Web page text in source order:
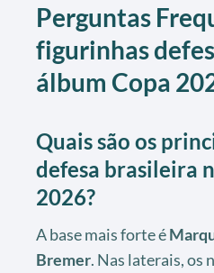
Perguntas
figurinhas
álbum Copa
Quais são os
defesa brasileira
2026?
A base mais forte é
Bremer. Nas laterais, os